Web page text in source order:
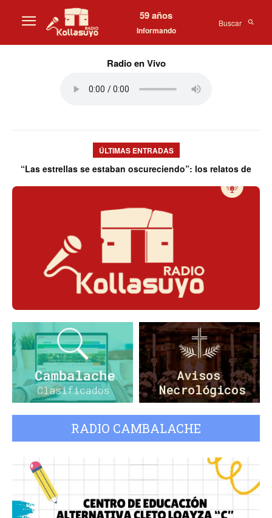
59 años
Informando
Buscar
Radio en Vivo
ÚLTIMAS ENTRADAS
“Las estrellas se estaban oscureciendo”: los relatos de
RADIO CAMBALACHE